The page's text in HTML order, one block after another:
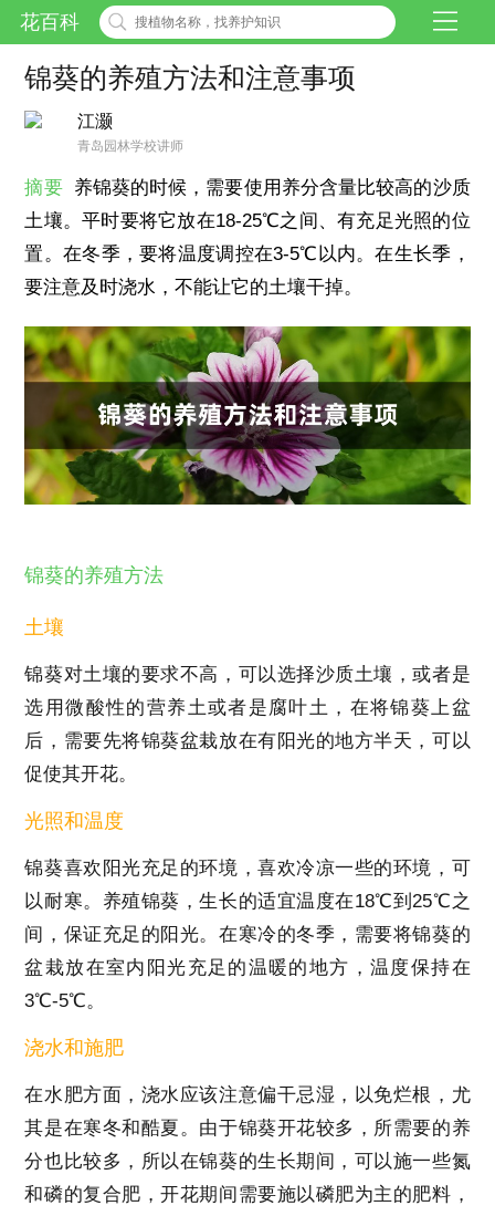
花百科
锦葵的养殖方法和注意事项
江灏
青岛园林学校讲师
摘要 养锦葵的时候，需要使用养分含量比较高的沙质
土壤。平时要将它放在18-25℃之间、有充足光照的位
置。在冬季，要将温度调控在3-5℃以内。在生长季，
要注意及时浇水，不能让它的土壤干掉。
锦葵的养殖方法
土壤
锦葵对土壤的要求不高，可以选择沙质土壤，或者是
选用微酸性的营养土或者是腐叶土，在将锦葵上盆
后，需要先将锦葵盆栽放在有阳光的地方半天，可以
促使其开花。
光照和温度
锦葵喜欢阳光充足的环境，喜欢冷凉一些的环境，可
以耐寒。养殖锦葵，生长的适宜温度在18℃到25℃之
间，保证充足的阳光。在寒冷的冬季，需要将锦葵的
盆栽放在室内阳光充足的温暖的地方，温度保持在
3℃-5℃。
浇水和施肥
在水肥方面，浇水应该注意偏干忌湿，以免烂根，尤
其是在寒冬和酷夏。由于锦葵开花较多，所需要的养
分也比较多，所以在锦葵的生长期间，可以施一些氮
和磷的复合肥，开花期间需要施以磷肥为主的肥料，